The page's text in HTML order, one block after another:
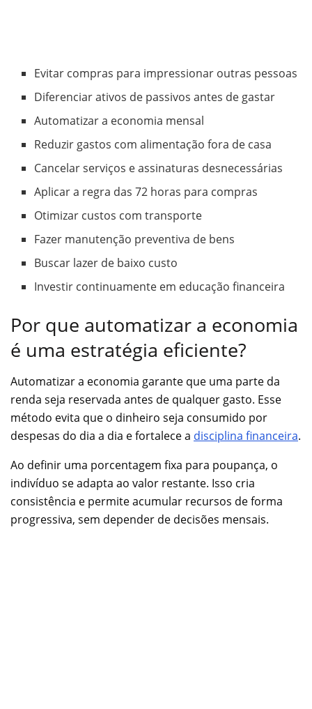
Evitar compras para impressionar outras pessoas
Diferenciar ativos de passivos antes de gastar
Automatizar a economia mensal
Reduzir gastos com alimentação fora de casa
Cancelar serviços e assinaturas desnecessárias
Aplicar a regra das 72 horas para compras
Otimizar custos com transporte
Fazer manutenção preventiva de bens
Buscar lazer de baixo custo
Investir continuamente em educação financeira
Por que automatizar a economia
é uma estratégia eficiente?
Automatizar a economia garante que uma parte da
renda seja reservada antes de qualquer gasto. Esse
método evita que o dinheiro seja consumido por
despesas do dia a dia e fortalece a disciplina financeira.
Ao definir uma porcentagem fixa para poupança, o
indivíduo se adapta ao valor restante. Isso cria
consistência e permite acumular recursos de forma
progressiva, sem depender de decisões mensais.